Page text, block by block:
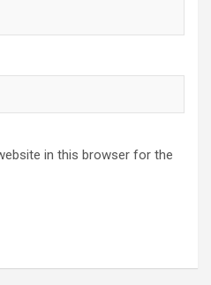
in this browser for the